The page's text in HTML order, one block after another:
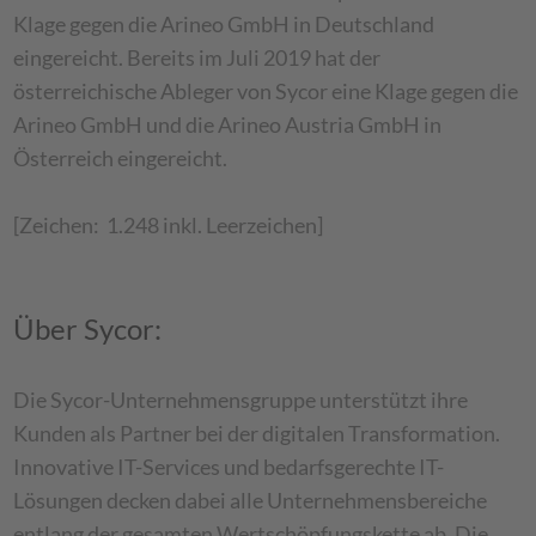
Klage gegen die Arineo GmbH in Deutschland
eingereicht. Bereits im Juli 2019 hat der
österreichische Ableger von Sycor eine Klage gegen die
Arineo GmbH und die Arineo Austria GmbH in
Österreich eingereicht.
[Zeichen: 1.248 inkl. Leerzeichen]
Über Sycor:
Die Sycor-Unternehmensgruppe unterstützt ihre
Kunden als Partner bei der digitalen Transformation.
Innovative IT-Services und bedarfsgerechte IT-
Lösungen decken dabei alle Unternehmensbereiche